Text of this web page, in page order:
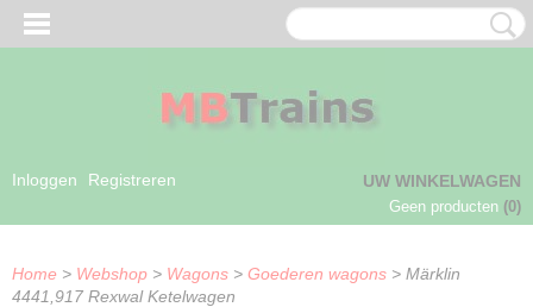
Inloggen Registreren UW WINKELWAGEN
Geen producten (0)
Home > Webshop > Wagons > Goederen wagons > Märklin
4441,917 Rexwal Ketelwagen